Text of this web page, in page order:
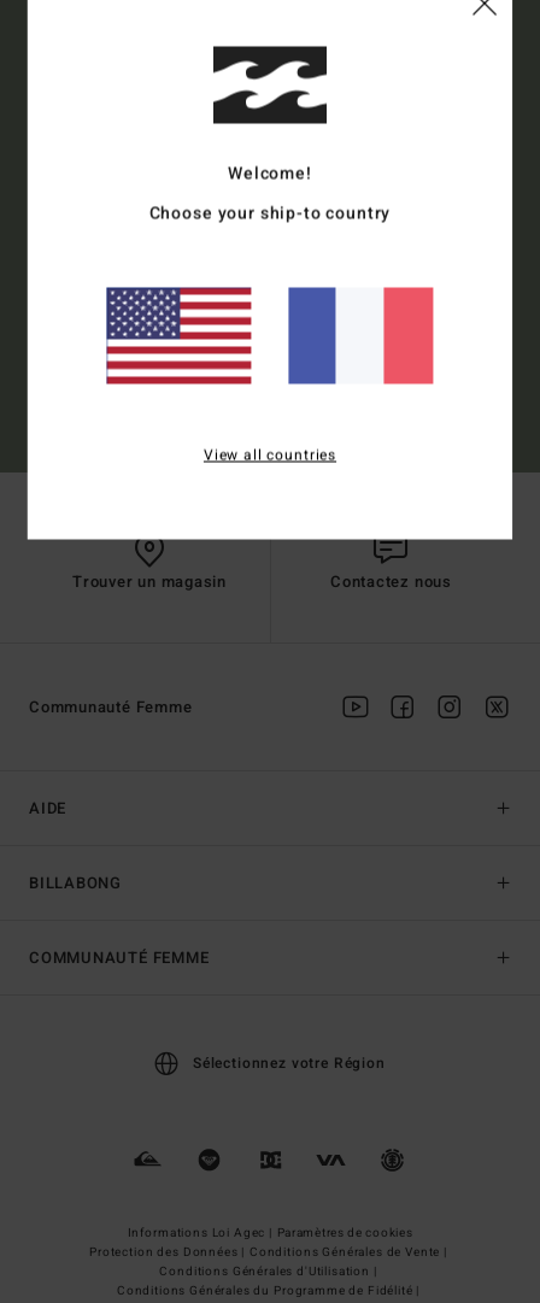
PREMIÈRE COMMANDE*
Abonnez-vous pour recevoir nos dernières actus et nos offres
S'inscrire
Trouver un magasin Contactez nous
AIDE
BILLABONG
Communauté Femme
COMMUNAUTÉ FEMME
Sélectionnez votre Région
Informations Loi Agec | Paramètres de cookies
Protection des Données | Conditions Générales de Vente |
Conditions Générales d'Utilisation |
Conditions Générales du Programme de Fidélité |
Welcome!
Choose your ship-to country
View all countries